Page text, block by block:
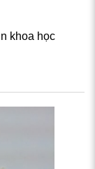
khoa học